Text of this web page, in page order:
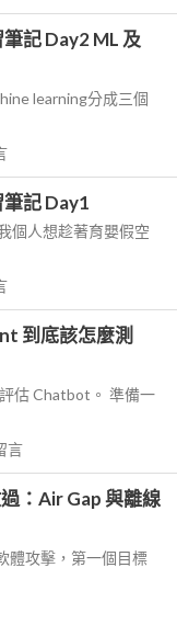
記 Day2 ML 及
learning分成三個
記 Day1
個人想趁著育嬰假空
到底該怎麼測
估 Chatbot。 準備一
言
：Air Gap 與離線
體攻擊，第一個目標